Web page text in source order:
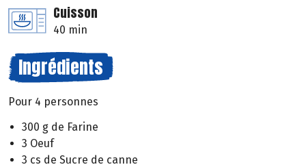
Cuisson
40 min
Ingrédients
Pour 4 personnes
300 g de Farine
3 Oeuf
3 cs de Sucre de canne